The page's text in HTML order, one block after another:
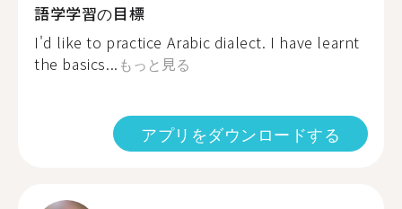
語学学習の目標
I'd like to practice Arabic dialect. I have learnt
the basics... もっと見る
アプリをダウンロードする